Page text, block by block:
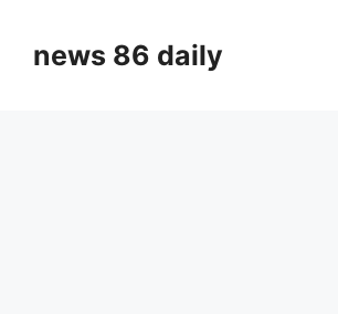
contentnews 86 daily